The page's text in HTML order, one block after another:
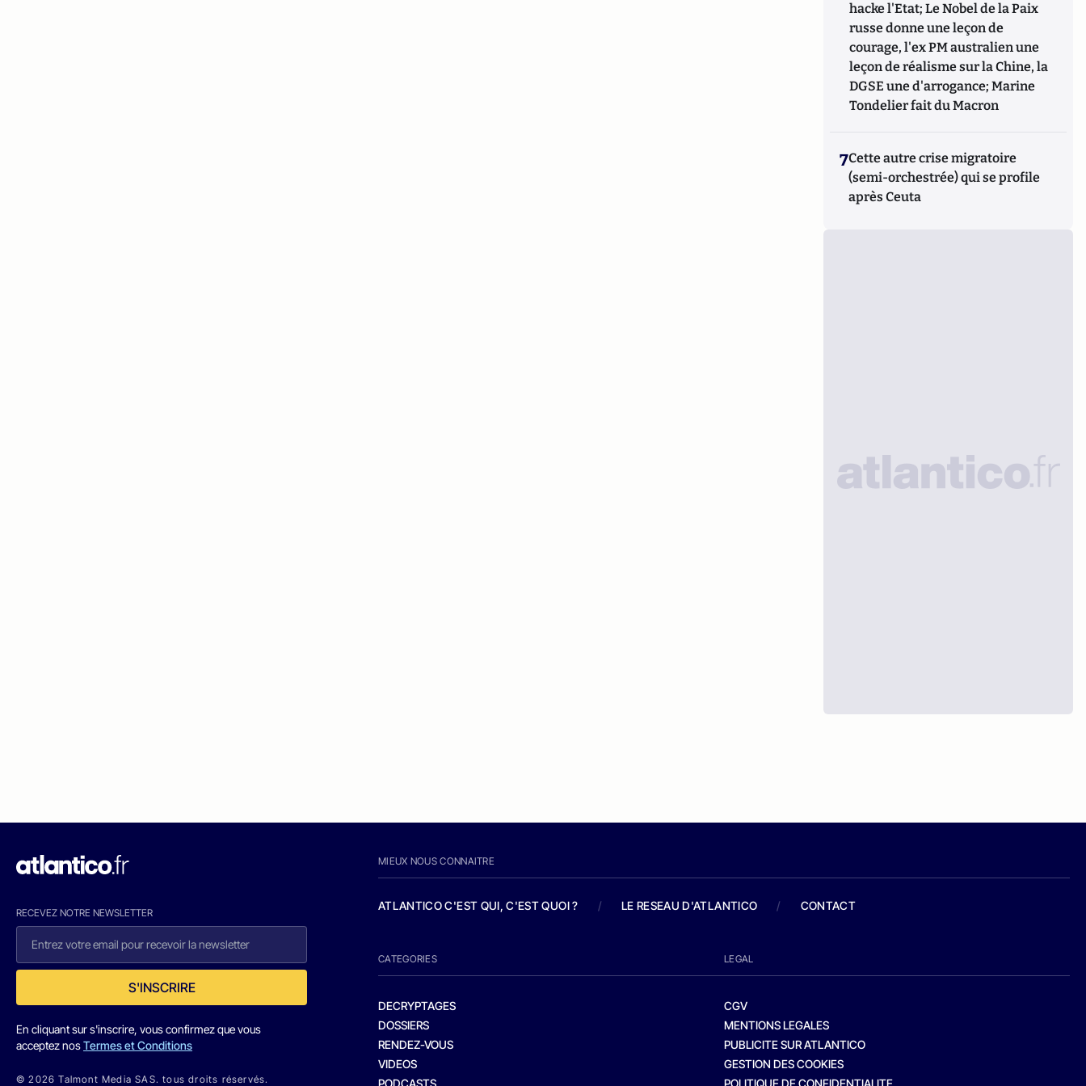
hacke l'Etat; Le Nobel de la Paix
russe donne une leçon de
courage, l'ex PM australien une
leçon de réalisme sur la Chine, la
DGSE une d'arrogance; Marine
Tondelier fait du Macron
7Cette autre crise migratoire
(semi-orchestrée) qui se profile
après Ceuta
RECEVEZ NOTRE NEWSLETTER
S'INSCRIRE
En cliquant sur s'inscrire, vous confirmez que vous
acceptez nosTermes et Conditions
© 2026 Talmont Media SAS. tous droits réservés.
MIEUX NOUS CONNAITRE
ATLANTICO C'EST QUI, C'EST QUOI ? / LE RESEAU D'ATLANTICO / CONTACT
CATEGORIES
DECRYPTAGES
DOSSIERS
RENDEZ-VOUS
VIDEOS
PODCASTS
LEGAL
CGV
MENTIONS LEGALES
PUBLICITE SUR ATLANTICO
GESTION DES COOKIES
POLITIQUE DE CONFIDENTIALITE